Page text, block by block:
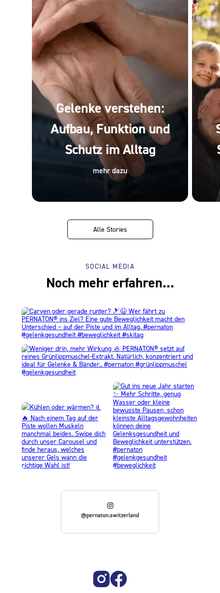
Gelenke verstehen:
Aufbau, Funktion und
Schutz im Alltag
mehr dazu
Alle Stories
SOCIAL MEDIA
Noch mehr erfahren...
@pernaton.switzerland